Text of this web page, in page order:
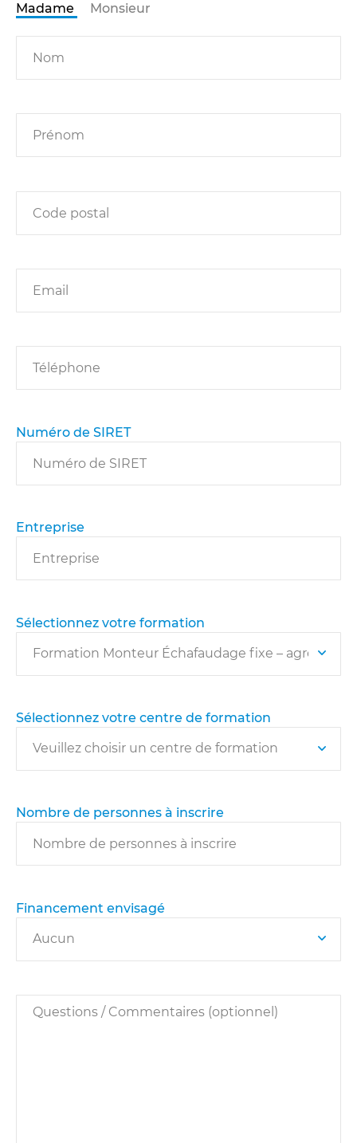
Madame
Monsieur
Numéro de SIRET
Entreprise
Sélectionnez votre formation
Sélectionnez votre centre de formation
Nombre de personnes à inscrire
Financement envisagé